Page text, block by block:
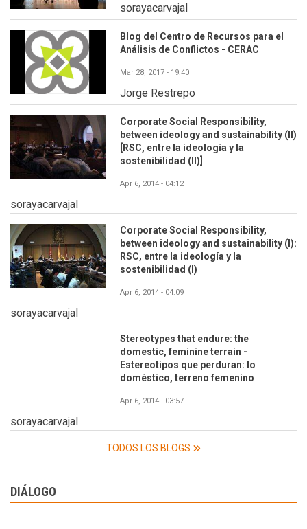
sorayacarvajal
Blog del Centro de Recursos para el
Análisis de Conflictos - CERAC
Mar 28, 2017 - 19:40
Jorge Restrepo
Corporate Social Responsibility,
between ideology and sustainability (II)
[RSC, entre la ideología y la
sostenibilidad (II)]
Apr 6, 2014 - 04:12
sorayacarvajal
Corporate Social Responsibility,
between ideology and sustainability (I):
RSC, entre la ideología y la
sostenibilidad (I)
Apr 6, 2014 - 04:09
sorayacarvajal
Stereotypes that endure: the
domestic, feminine terrain -
Estereotipos que perduran: lo
doméstico, terreno femenino
Apr 6, 2014 - 03:57
sorayacarvajal
TODOS LOS BLOGS
DIÁLOGO